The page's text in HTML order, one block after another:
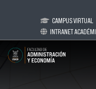
CAMPUS VIRTUAL
INTRANET